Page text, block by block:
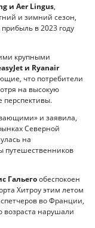
и Aer Lingus,
и зимний сезон,
в 2023 году
крупными
и Ryanair
что потребители
на высокую
и заявила,
Северной
на
путешественников
Гальегообеспокоен
Хитроу этим летом
во Франции,
возраста нарушали